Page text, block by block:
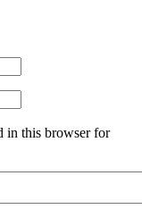
in this browser for